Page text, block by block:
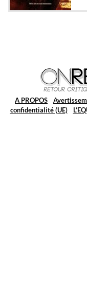
A PROPOS
confidentialité (UE)